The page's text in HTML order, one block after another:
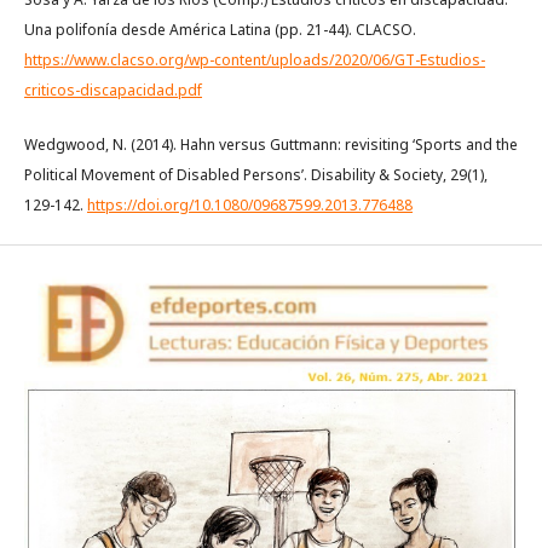
Una polifonía desde América Latina (pp. 21-44). CLACSO.
https://www.clacso.org/wp-content/uploads/2020/06/GT-Estudios-
criticos-discapacidad.pdf
Wedgwood, N. (2014). Hahn versus Guttmann: revisiting ‘Sports and the
Political Movement of Disabled Persons’. Disability & Society, 29(1),
129-142. https://doi.org/10.1080/09687599.2013.776488